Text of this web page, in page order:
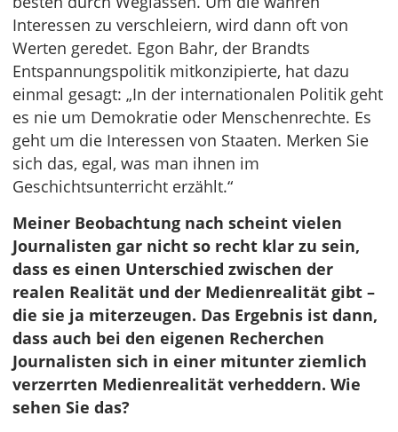
Interessen zu verschleiern, wird dann oft von
Werten geredet. Egon Bahr, der Brandts
Entspannungspolitik mitkonzipierte, hat dazu
einmal gesagt: „In der internationalen Politik geht
es nie um Demokratie oder Menschenrechte. Es
geht um die Interessen von Staaten. Merken Sie
sich das, egal, was man ihnen im
Geschichtsunterricht erzählt.“
Meiner Beobachtung nach scheint vielen
Journalisten gar nicht so recht klar zu sein,
dass es einen Unterschied zwischen der
realen Realität und der Medienrealität gibt –
die sie ja miterzeugen. Das Ergebnis ist dann,
dass auch bei den eigenen Recherchen
Journalisten sich in einer mitunter ziemlich
verzerrten Medienrealität verheddern. Wie
sehen Sie das?